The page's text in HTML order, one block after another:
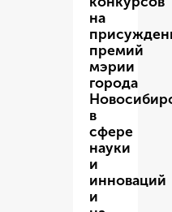
на
премий
мэрии
города
в
сфере
науки
и
инноваций
и